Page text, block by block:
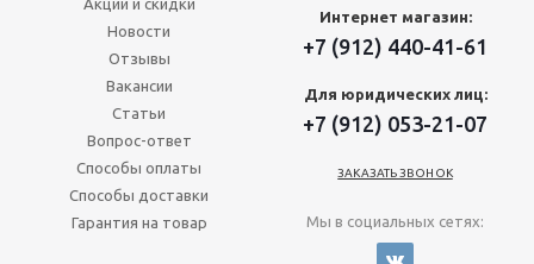
Акции и скидки
Новости
Отзывы
Вакансии
Статьи
Вопрос-ответ
Способы оплаты
Способы доставки
Гарантия на товар
Интернет магазин:
+7 (912) 440-41-61
Для юридических лиц:
+7 (912) 053-21-07
ЗАКАЗАТЬ ЗВОНОК
Мы в социальных сетях: